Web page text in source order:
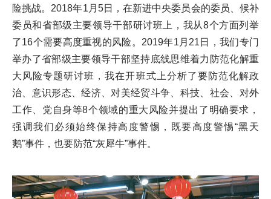
险挑战。2018年1月5日，在新进中央委员会的委员、候补
委员和省部级主要领导干部研讨班上，我从8个方面列举
了16个需要高度重视的风险。2019年1月21日，我们专门
举办了省部级主要领导干部坚持底线思维着力防范化解重
大风险专题研讨班，我在开班式上分析了要防范化解政
治、意识形态、经济、对美经贸斗争、科技、社会、对外
工作、党自身等8个领域的重大风险并提出了明确要求，
强调我们必须始终保持高度警惕，既要高度警惕“黑天
鹅”事件，也要防范“灰犀牛”事件。